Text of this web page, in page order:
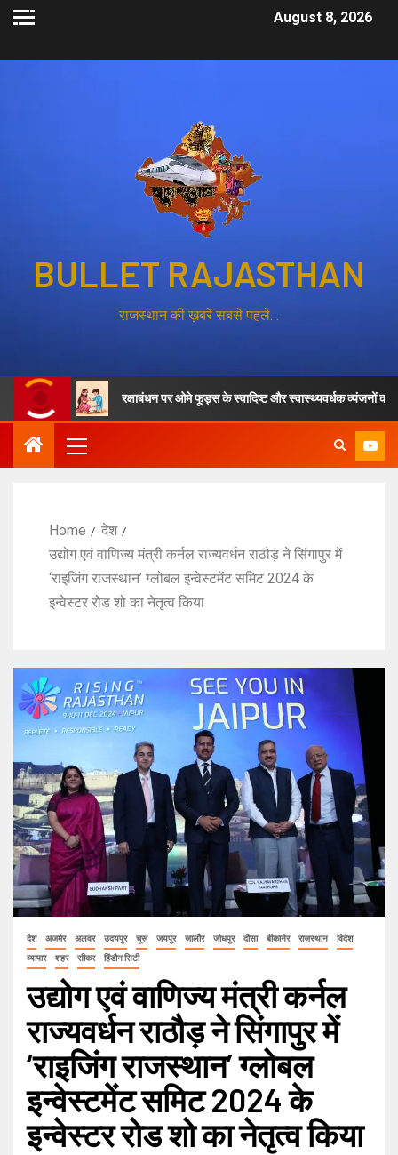
August 8, 2026
BULLET RAJASTHAN
राजस्थान की ख़बरें सबसे पहले…
रक्षाबंधन पर ओमे फूड्स के स्वादिष्ट और स्वास्थ्यवर्धक व्यंजनों का लुत्फ़
Home
देश
उद्योग एवं वाणिज्य मंत्री कर्नल राज्यवर्धन राठौड़ ने सिंगापुर में
‘राइजिंग राजस्थान’ ग्लोबल इन्वेस्टमेंट समिट 2024 के
इन्वेस्टर रोड शो का नेतृत्व किया
देश अजमेर अलवर उदयपुर चूरू जयपुर जालौर जोधपुर दौसा बीकानेर राजस्थान
विदेश
व्यापार
शहर सीकर हिंडौन सिटी
उद्योग एवं वाणिज्य मंत्री कर्नल
राज्यवर्धन राठौड़ ने सिंगापुर में
‘राइजिंग राजस्थान’ ग्लोबल
इन्वेस्टमेंट समिट 2024 के
इन्वेस्टर रोड शो का नेतृत्व किया